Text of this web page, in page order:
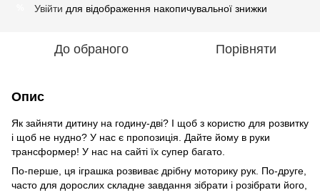
Увійти для відображення накопичувальної знижки
До обраного Порівняти
Опис
Як зайняти дитину на годину-дві? І щоб з користю для розвитку
і щоб не нудно? У нас є пропозиція. Дайте йому в руки
трансформер! У нас на сайті їх супер багато.
По-перше, ця іграшка розвиває дрібну моторику рук. По-друге,
часто для дорослих складне завдання зібрати і розібрати його,